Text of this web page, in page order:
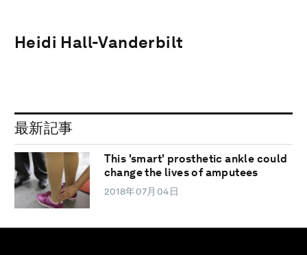
Heidi Hall-Vanderbilt
最新記事
This 'smart' prosthetic ankle could
change the lives of amputees
2018年07月04日